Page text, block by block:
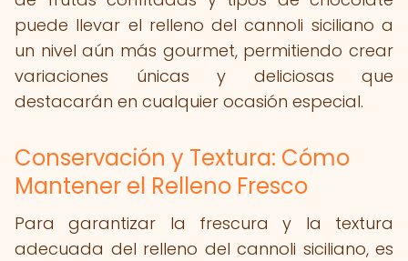
puede llevar el relleno del cannoli siciliano a
un nivel aún más gourmet, permitiendo crear
variaciones únicas y deliciosas que
destacarán en cualquier ocasión especial.
Conservación y Textura: Cómo
Mantener el Relleno Fresco
Para garantizar la frescura y la textura
adecuada del relleno del cannoli siciliano, es